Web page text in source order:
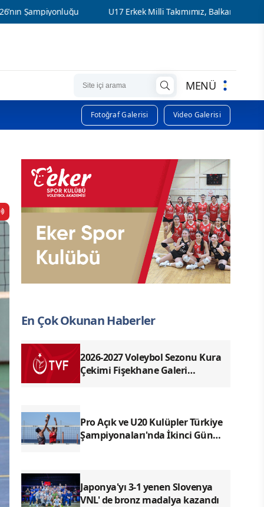
U17 Erkek Milli Takımımız, Balkan Şampiyonası'nda Sahne Alıyor
MENÜ
Fotoğraf Galerisi Video Galerisi
En Çok Okunan Haberler
2026-2027 Voleybol Sezonu Kura
Çekimi Fişekhane Galeri
Pro Açık ve U20 Kulüpler Türkiye
Şampiyonaları'nda İkinci Gün
Japonya'yı 3-1 yenen Slovenya
VNL' de bronz madalya kazandı